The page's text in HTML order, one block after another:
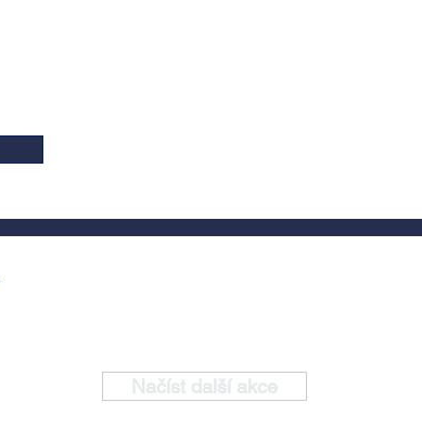
Načíst další akce